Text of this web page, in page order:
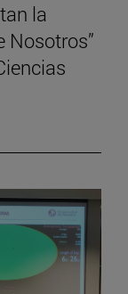
la
Nosotros”